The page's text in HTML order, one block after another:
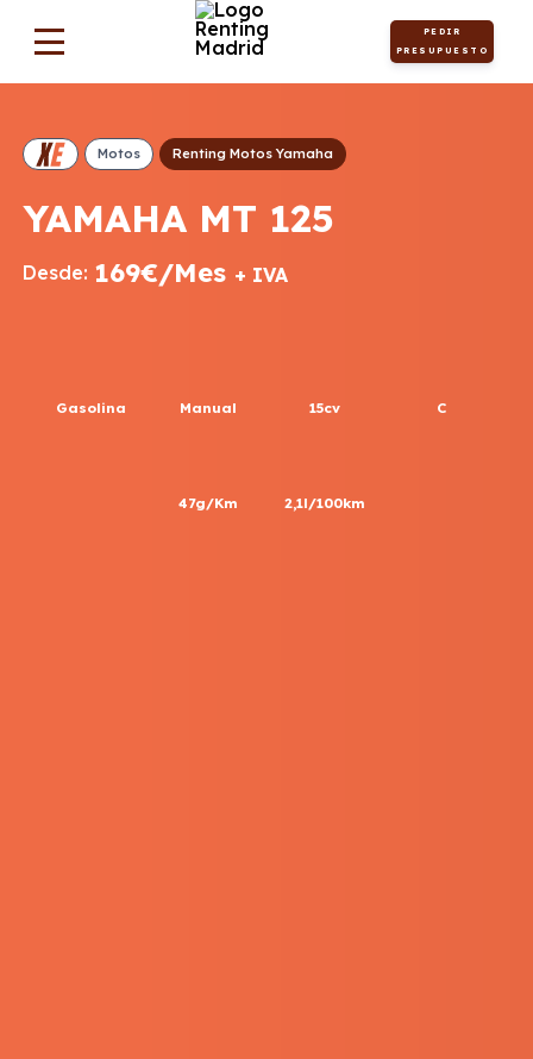
PEDIR
PRESUPUESTO
Motos Renting Motos Yamaha
YAMAHA MT 125
Desde: 169€/Mes + IVA
Gasolina Manual 15cv C
47g/Km 2,1l/100km